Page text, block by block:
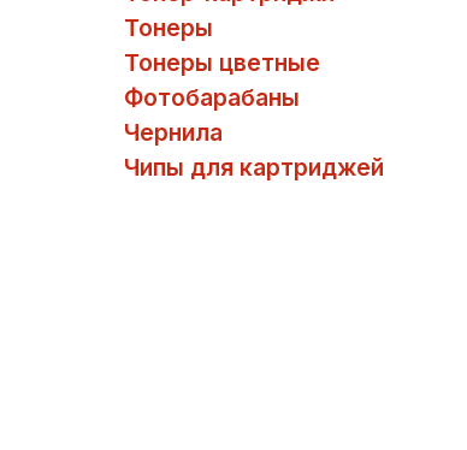
Тонеры
Тонеры цветные
Фотобарабаны
Чернила
Чипы для картриджей